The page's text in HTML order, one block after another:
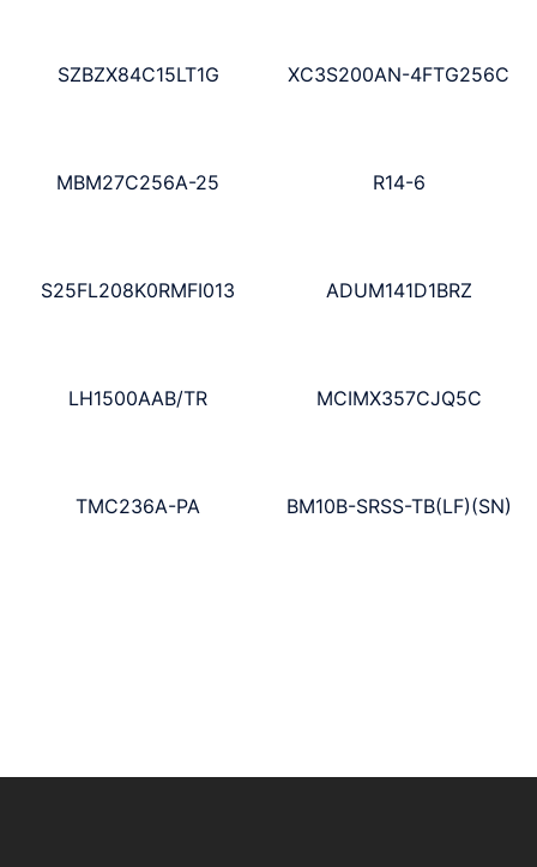
SZBZX84C15LT1G XC3S200AN-4FTG256C
MBM27C256A-25 R14-6
S25FL208K0RMFI013 ADUM141D1BRZ
LH1500AAB/TR MCIMX357CJQ5C
TMC236A-PA BM10B-SRSS-TB(LF)(SN)